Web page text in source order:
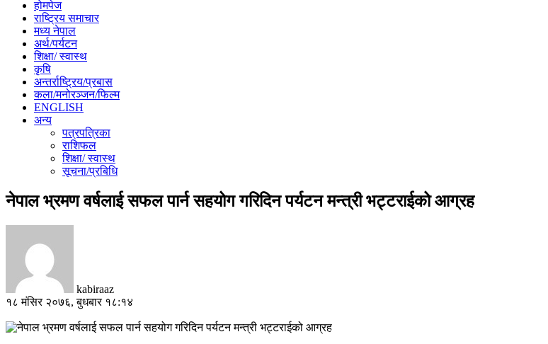
होमपेज
राष्ट्रिय समाचार
मध्य नेपाल
अर्थ/पर्यटन
शिक्षा/ स्वास्थ
कृषि
अन्तर्राष्ट्रिय/प्रबास
कला/मनोरञ्जन/फिल्म
ENGLISH
अन्य
पत्रपत्रिका
राशिफल
शिक्षा/ स्वास्थ
सूचना/प्रबिधि
नेपाल भ्रमण वर्षलाई सफल पार्न सहयोग गरिदिन पर्यटन मन्त्री भट्टराईको आग्रह
kabiraaz
१८ मंसिर २०७६, बुधबार १८:१४